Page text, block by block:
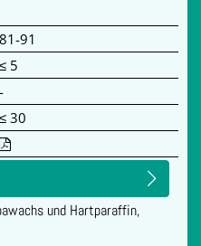
81-91
≤ 5
-
≤ 30
und Hartparaffin,